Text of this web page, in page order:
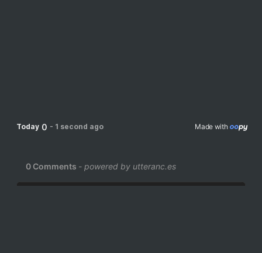
Today 0 - 1 second ago Made with